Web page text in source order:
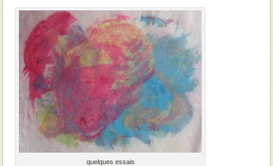
quelques essais